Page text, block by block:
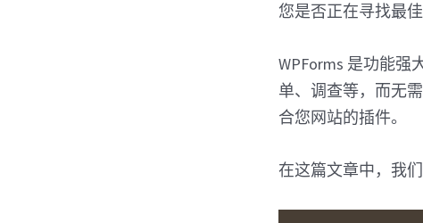
您是否正在寻找最佳
WPForms 是功能强
单、调查等，而无
合您网站的插件。
在这篇文章中，我